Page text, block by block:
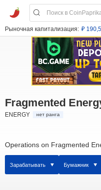
Рыночная капитализация: ₽
Fragmented
ENERGY нет ранга
Operations on Fragmented
Зарабатывать Бумажник